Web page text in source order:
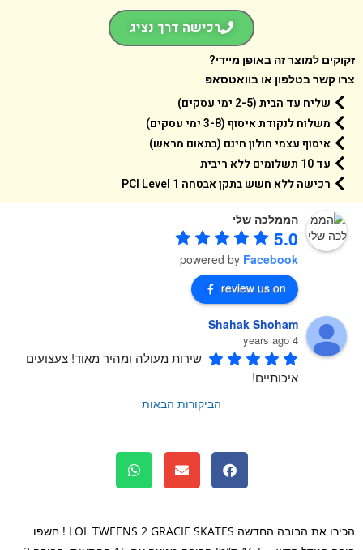
רכישה דרך נציג
למוצר זה באופן מיידי?
קשר בטלפון או בוואטסאפ
שליח עד הבית (2-5 ימי עסקים)
משלוח לנקודת איסוף (3-8 ימי עסקים)
איסוף עצמי חולון חינם (בתאום מראש)
עד 10 תשלומים ללא ריבית
רכישה ללא חשש בתקן אבטחה 1 PCI Level
הממלכה שלי
5.0
powered byFacebook
review us on
Shahak Shoham
4 years ago
שירות מעולה ומהיר מאוד! צעצועים
איכותיים!
הביקורות הבאות
הכירו את הבובה החדשה LOL TWEENS 2 GRACIE SKATES ! חשפו